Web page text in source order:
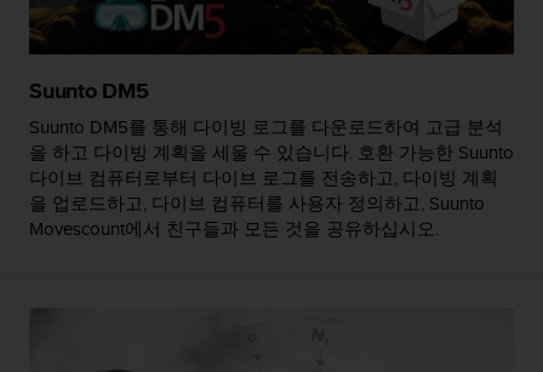
Suunto DM5
Suunto DM5를 통해 다이빙 로그를 다운로드하여 고급 분석
을 하고 다이빙 계획을 세울 수 있습니다. 호환 가능한 Suunto
다이브 컴퓨터로부터 다이브 로그를 전송하고, 다이빙 계획
을 업로드하고, 다이브 컴퓨터를 사용자 정의하고, Suunto
Movescount에서 친구들과 모든 것을 공유하십시오.